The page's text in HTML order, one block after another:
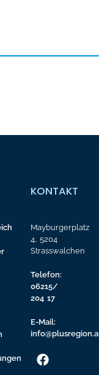
KONTAKT
Mayburgerplatz
4, 5204
Strasswalchen
Telefon:
06215/
204 17
E-Mail: